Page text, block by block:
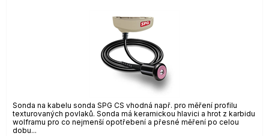
Sonda na kabelu sonda SPG CS vhodná např. pro měření profilu
texturovaných povlaků. Sonda má keramickou hlavici a hrot z karbidu
wolframu pro co nejmenší opotřebení a přesné měření po celou
dobu...